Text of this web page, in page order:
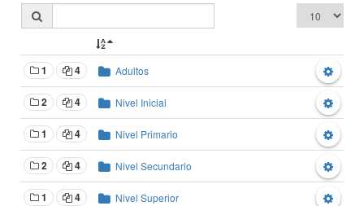
1 4 Adultos
2 4 Nivel Inicial
1 4 Nivel Primario
2 4 Nivel Secundario
1 4 Nivel Superior